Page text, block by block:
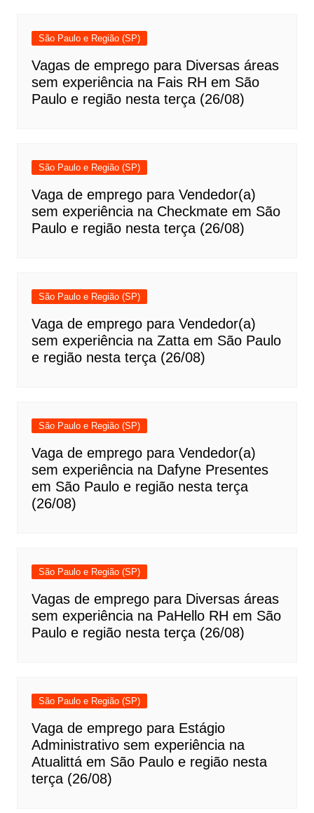
São Paulo e Região (SP)
Vagas de emprego para Diversas áreas
sem experiência na Fais RH em São
Paulo e região nesta terça (26/08)
São Paulo e Região (SP)
Vaga de emprego para Vendedor(a)
sem experiência na Checkmate em São
Paulo e região nesta terça (26/08)
São Paulo e Região (SP)
Vaga de emprego para Vendedor(a)
sem experiência na Zatta em São Paulo
e região nesta terça (26/08)
São Paulo e Região (SP)
Vaga de emprego para Vendedor(a)
sem experiência na Dafyne Presentes
em São Paulo e região nesta terça
(26/08)
São Paulo e Região (SP)
Vagas de emprego para Diversas áreas
sem experiência na PaHello RH em São
Paulo e região nesta terça (26/08)
São Paulo e Região (SP)
Vaga de emprego para Estágio
Administrativo sem experiência na
Atualittá em São Paulo e região nesta
terça (26/08)